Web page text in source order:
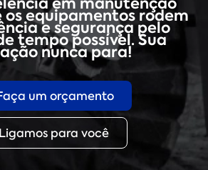
equipamentos rodem
e segurança pelo
tempo possível. Sua
nunca para!
um orçamento
Ligamos para você